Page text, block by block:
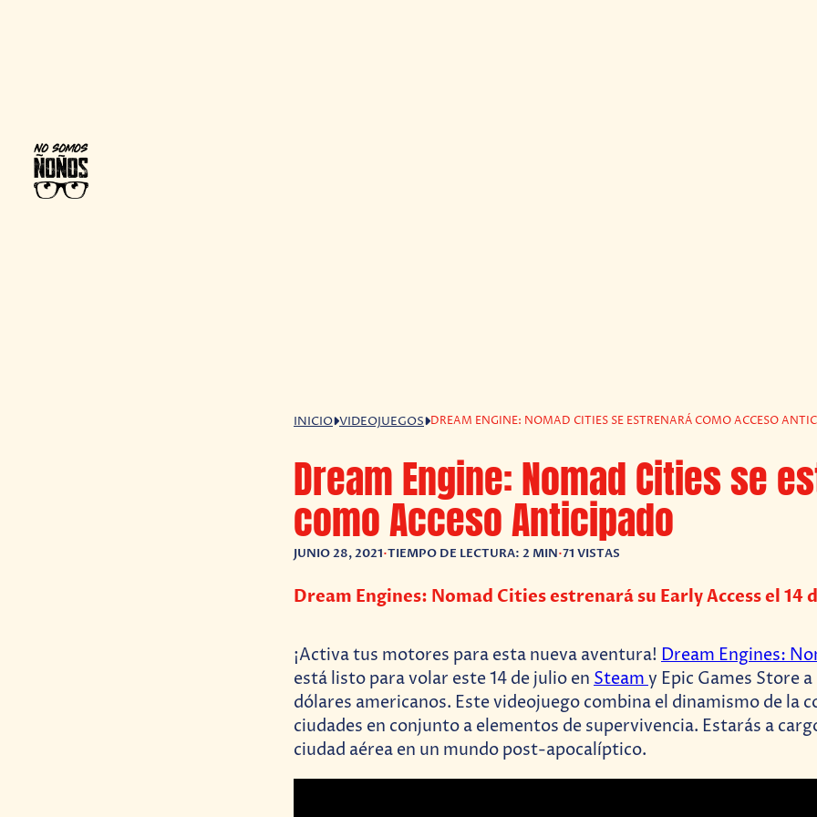
INICIO VIDEOJUEGOS DREAM ENGINE: NOMAD CITIES SE ESTRENARÁ COMO ACCESO
Dream Engine: Nomad Cities se
como Acceso Anticipado
JUNIO 28, 2021•TIEMPO DE LECTURA: 2 MIN•71 VISTAS
Dream Engines: Nomad Cities estrenará su Early Access el 14
¡Activa tus motores para esta nueva aventura! Dream Engines:
está listo para volar este 14 de julio en Steamy Epic Games Store
dólares americanos. Este videojuego combina el dinamismo de la
ciudades en conjunto a elementos de supervivencia. Estarás a
ciudad aérea en un mundo post-apocalíptico.